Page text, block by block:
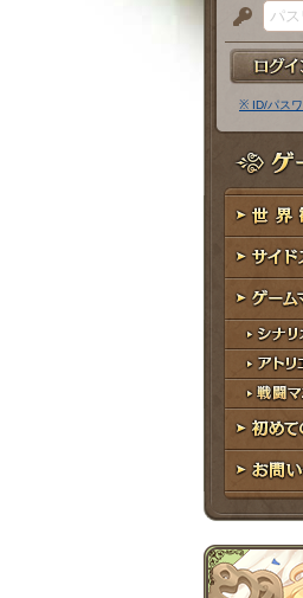
メ
ー
ル
ア
ド
レ
ス
パ
ス
ー
ド
※ ID/パス
ゲームガイド
世界観
サイドスト
ゲームマニ
シナリオル
アトリエル
戦闘マニュ
初めての方へ
お問い合わせ